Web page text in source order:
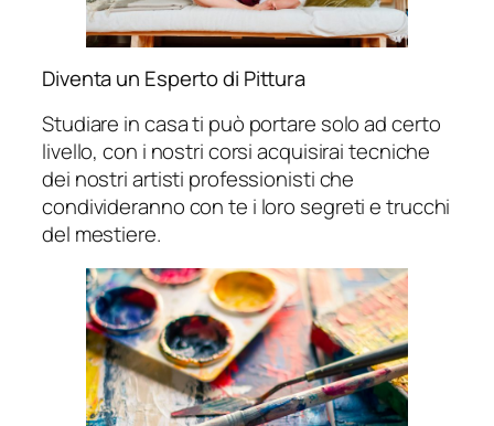
Diventa un Esperto di Pittura
Studiare in casa ti può portare solo ad certo
livello, con i nostri corsi acquisirai tecniche
dei nostri artisti professionisti che
condivideranno con te i loro segreti e trucchi
del mestiere.